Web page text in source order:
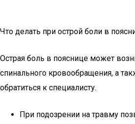
Что делать при острой боли в
Острая боль в пояснице может
спинального кровообращения, а
обратиться к специалисту.
При подозрении на травму